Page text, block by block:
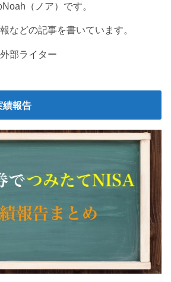
（ノア）です。
などの記事を書いています。
部ライター
績報告